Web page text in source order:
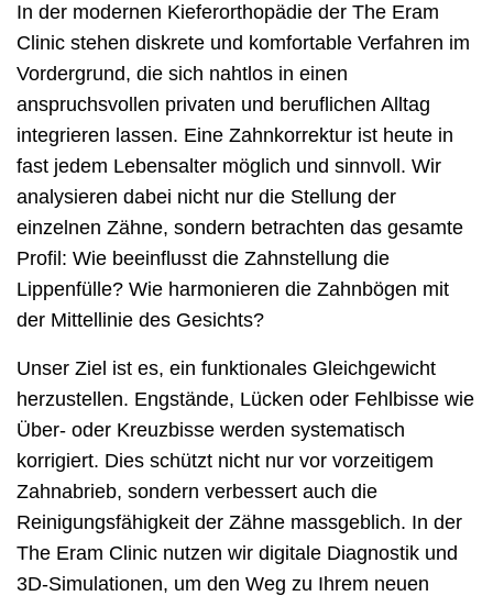
In der modernen Kieferorthopädie der The Eram
Clinic stehen diskrete und komfortable Verfahren im
Vordergrund, die sich nahtlos in einen
anspruchsvollen privaten und beruflichen Alltag
integrieren lassen. Eine Zahnkorrektur ist heute in
fast jedem Lebensalter möglich und sinnvoll. Wir
analysieren dabei nicht nur die Stellung der
einzelnen Zähne, sondern betrachten das gesamte
Profil: Wie beeinflusst die Zahnstellung die
Lippenfülle? Wie harmonieren die Zahnbögen mit
der Mittellinie des Gesichts?
Unser Ziel ist es, ein funktionales Gleichgewicht
herzustellen. Engstände, Lücken oder Fehlbisse wie
Über- oder Kreuzbisse werden systematisch
korrigiert. Dies schützt nicht nur vor vorzeitigem
Zahnabrieb, sondern verbessert auch die
Reinigungsfähigkeit der Zähne massgeblich. In der
The Eram Clinic nutzen wir digitale Diagnostik und
3D-Simulationen, um den Weg zu Ihrem neuen